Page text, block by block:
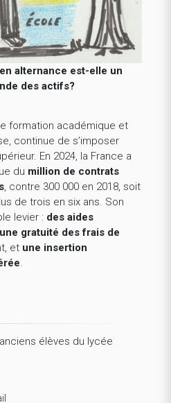
alternance est-elle un
des actifs?
formation académique et
continue de s’imposer
En 2024, la France a
du million de contrats
, contre 300 000 en 2018, soit
de trois en six ans. Son
levier : des aides
une gratuité des frais de
et une insertion
.
élèves du lycée